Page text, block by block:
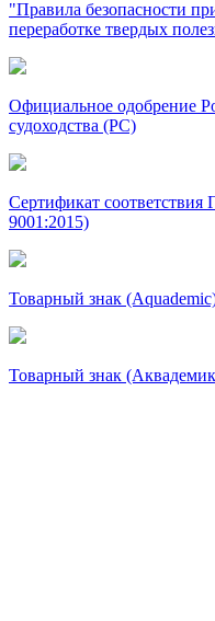
"Правила безопасности
переработке твердых
Официальное одобрение
судоходства (РС)
Сертификат
9001:2015)
Товарный знак
Товарный знак